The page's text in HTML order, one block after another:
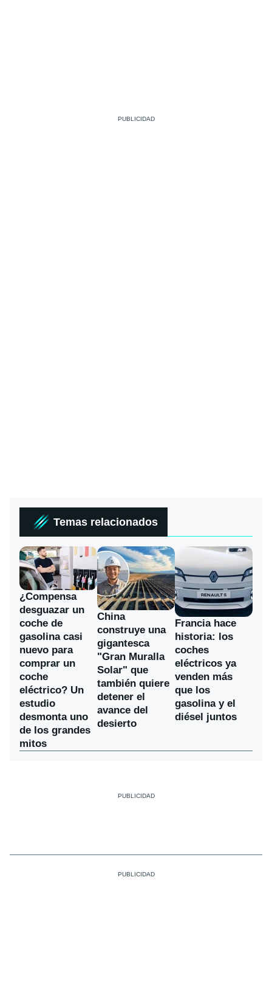
Temas relacionados
¿Compensa
desguazar un
coche de
gasolina casi
nuevo para
comprar un
coche
eléctrico? Un
estudio
desmonta uno
de los grandes
mitos
China
construye una
gigantesca
"Gran Muralla
Solar" que
también quiere
detener el
avance del
desierto
Francia hace
historia: los
coches
eléctricos ya
venden más
que los
gasolina y el
diésel juntos